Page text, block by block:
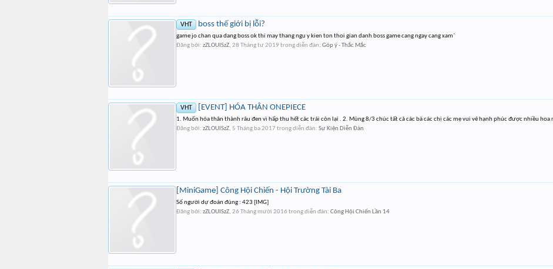
VHT boss thế giới bị lỗi?
game jo chan qua dang boss ok thi may thang ngu y kien ton thoi gian danh boss game cang ngay cang xam`
Đăng bởi: zZLOUISzZ, 28 Tháng tư 2019 trong diễn đàn: Góp ý - Thắc Mắc
VHT [EVENT] HÓA THÂN ONEPIECE
1. Muốn hóa thân thành râu đen vì hấp thu hết các trái còn lại . 2. Mùng 8/3 chúc tất cả các bà các chị các mẹ vui vẻ hạnh phúc được nhiều hoa
Đăng bởi: zZLOUISzZ, 5 Tháng ba 2017 trong diễn đàn: Sự Kiện Diễn Đàn
[MiniGame] Công Hội Chiến - Hội Trường Tài Ba
Số người dự đoán đúng : 423 [IMG]
Đăng bởi: zZLOUISzZ, 26 Tháng mười 2016 trong diễn đàn: Công Hội Chiến Lần 14